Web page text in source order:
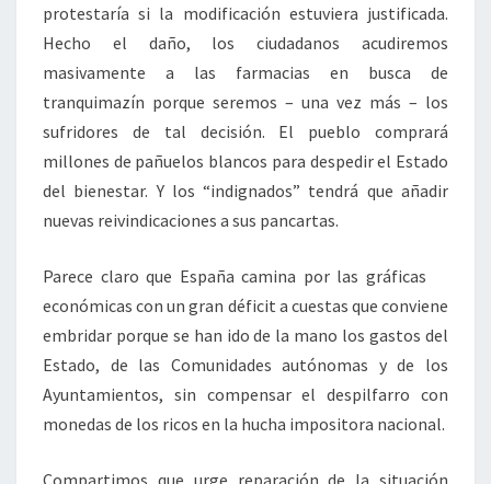
protestaría si la modificación estuviera justificada.
Hecho el daño, los ciudadanos acudiremos
masivamente a las farmacias en busca de
tranquimazín porque seremos – una vez más – los
sufridores de tal decisión. El pueblo comprará
millones de pañuelos blancos para despedir el Estado
del bienestar. Y los “indignados” tendrá que añadir
nuevas reivindicaciones a sus pancartas.
Parece claro que España camina por las gráficas
económicas con un gran déficit a cuestas que conviene
embridar porque se han ido de la mano los gastos del
Estado, de las Comunidades autónomas y de los
Ayuntamientos, sin compensar el despilfarro con
monedas de los ricos en la hucha impositora nacional.
Compartimos que urge reparación de la situación